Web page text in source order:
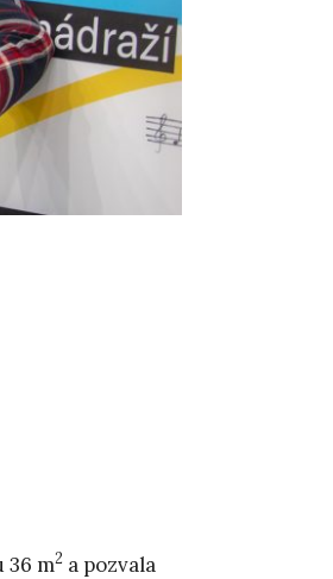
36 m2 a pozvala